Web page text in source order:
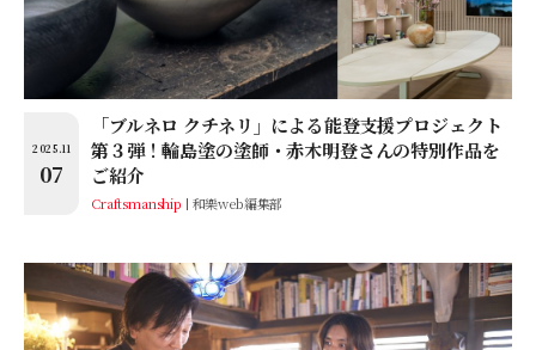
2025.11
07
「ブルネロ クチネリ」による能登支援プロジェクト
第３弾！輪島塗の塗師・赤木明登さんの特別作品を
ご紹介
Craftsmanship 和樂web編集部